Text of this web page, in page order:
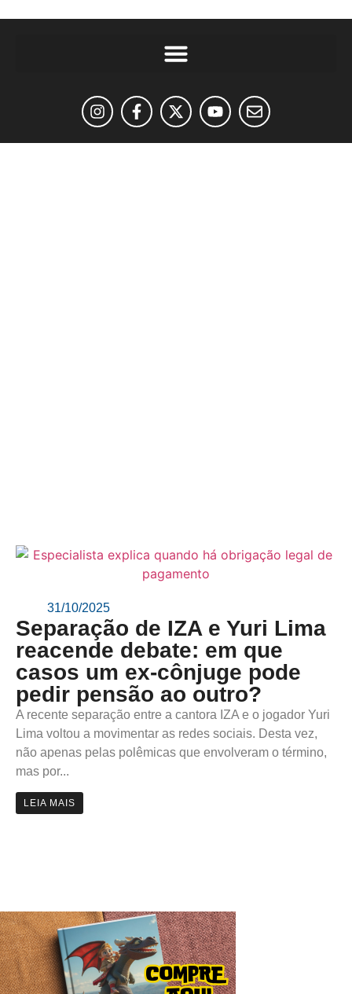
31/10/2025
Separação de IZA e Yuri Lima
reacende debate: em que
casos um ex-cônjuge pode
pedir pensão ao outro?
A recente separação entre a cantora IZA e o jogador Yuri
Lima voltou a movimentar as redes sociais. Desta vez,
não apenas pelas polêmicas que envolveram o término,
mas por...
LEIA MAIS